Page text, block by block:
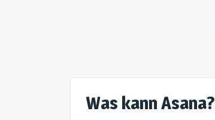
Was kann Asana?